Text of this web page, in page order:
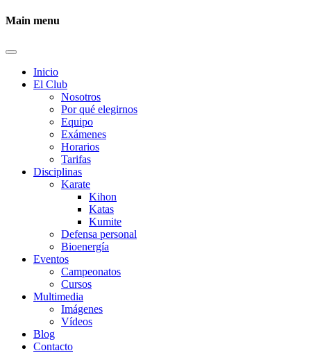
Main menu
Inicio
El Club
Nosotros
Por qué elegirnos
Equipo
Exámenes
Horarios
Tarifas
Disciplinas
Karate
Kihon
Katas
Kumite
Defensa personal
Bioenergía
Eventos
Campeonatos
Cursos
Multimedia
Imágenes
Vídeos
Blog
Contacto